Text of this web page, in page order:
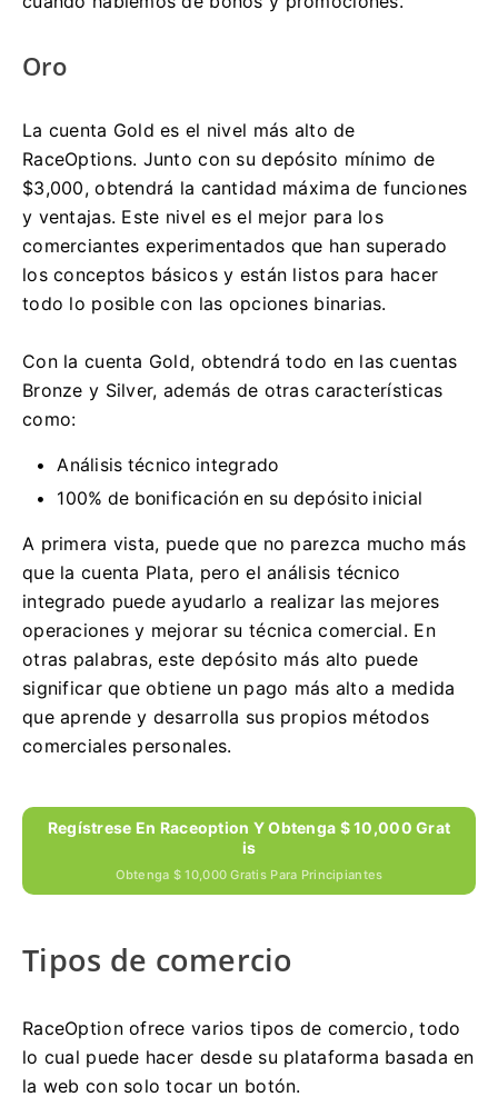
Oro
La cuenta Gold es el nivel más alto de
RaceOptions. Junto con su depósito mínimo de
$3,000, obtendrá la cantidad máxima de funciones
y ventajas. Este nivel es el mejor para los
comerciantes experimentados que han superado
los conceptos básicos y están listos para hacer
todo lo posible con las opciones binarias.
Con la cuenta Gold, obtendrá todo en las cuentas
Bronze y Silver, además de otras características
como:
Análisis técnico integrado
100% de bonificación en su depósito inicial
A primera vista, puede que no parezca mucho más
que la cuenta Plata, pero el análisis técnico
integrado puede ayudarlo a realizar las mejores
operaciones y mejorar su técnica comercial. En
otras palabras, este depósito más alto puede
significar que obtiene un pago más alto a medida
que aprende y desarrolla sus propios métodos
comerciales personales.
Regístrese En Raceoption Y Obtenga $ 10,000 Grat
Is
Obtenga $ 10,000 Gratis Para Principiantes
Tipos de comercio
RaceOption ofrece varios tipos de comercio, todo
lo cual puede hacer desde su plataforma basada en
la web con solo tocar un botón.